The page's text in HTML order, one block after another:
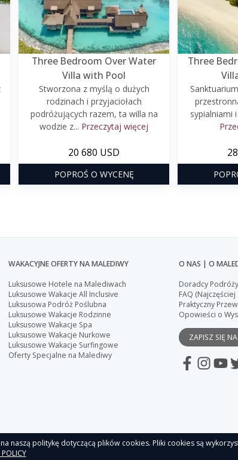
Three Bedroom Over Water
Villa with Pool
Stworzona z myślą o dużych
rodzinach i przyjaciołach
podróżujących razem, ta willa na
wodzie z... Przeczytaj więcej
20 680 USD
POPROŚ O WYCENĘ
Three
sypialniami
WAKACYJNE OFERTY NA MALEDIWY
Luksusowe Hotele na Malediwach
Luksusowe Wakacje All Inclusive
Luksusowa Podróż Poślubna
Luksusowe Wakacje Rodzinne
Luksusowe Wakacje Spa
Luksusowe Wakacje Nurkowe
Luksusowe Wakacje Surfingowe
Oferty Specjalne na Malediwy
O NAS | O
Doradcy Podróży
FAQ
Praktyczny
Opowieści o
ZAPISZ SIĘ
Copyright © 2026 ADORE Maldives. Wszelkie prawa zastrzeżone. |
naszą politykę dotyczącą plików cookies. Pliki cookies są